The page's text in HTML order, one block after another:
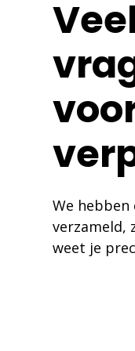
We hebben
verzameld,
weet je